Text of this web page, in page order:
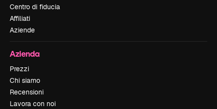
Centro di fiducia
Affiliati
Aziende
Azienda
Prezzi
Chi siamo
Recensioni
Lavora con noi